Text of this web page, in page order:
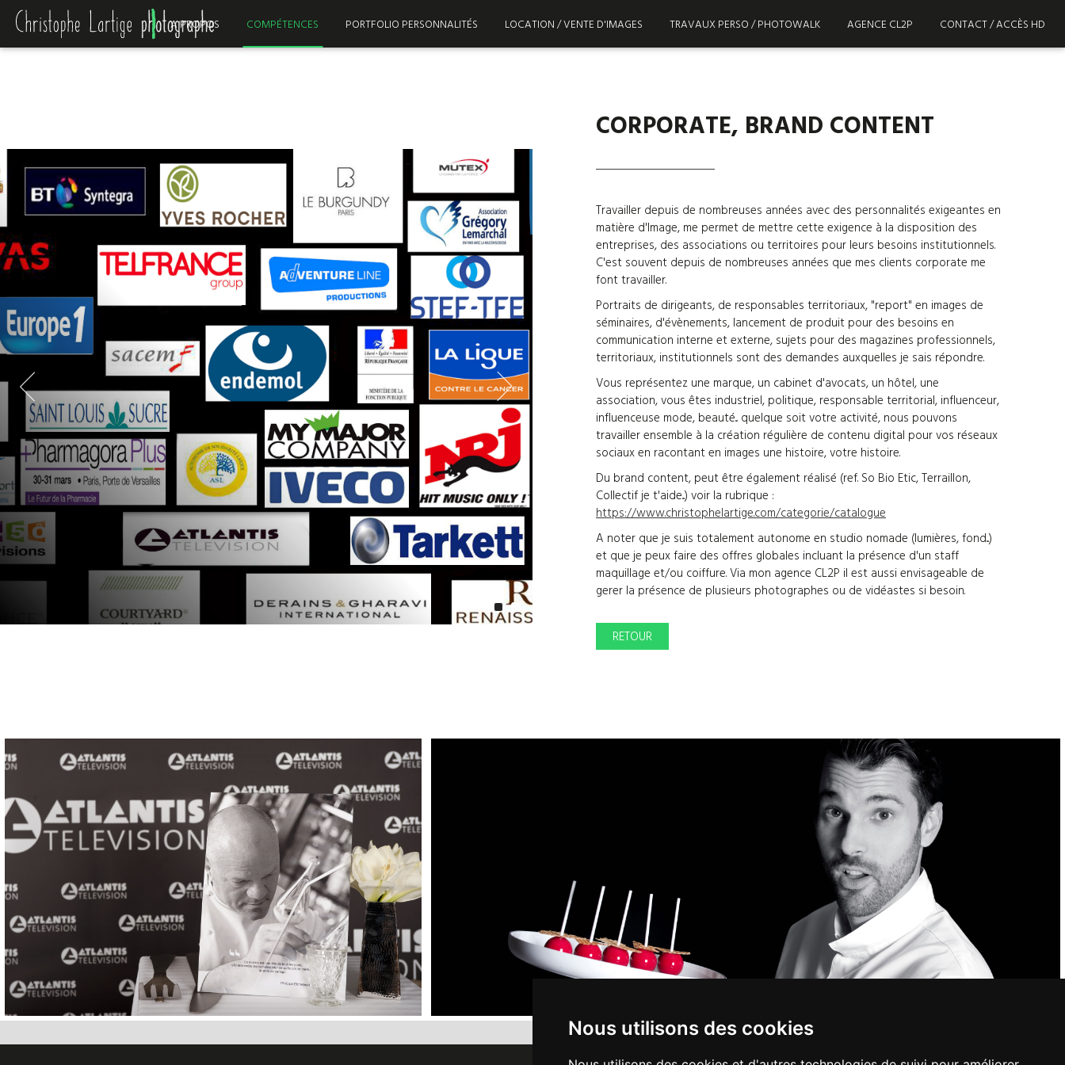
Nous utilisons des cookies
A PROPOS COMPÉTENCES PORTFOLIO PERSONNALITÉS LOCATION / VENTE D'IMAGES TRAVAUX PERSO / PHOTOWALK AGENCE CL2P CONTACT / ACCÈS HD
CORPORATE, BRAND CONTENT
Travailler depuis de nombreuses années avec des personnalités exigeantes en
matière d'Image, me permet de mettre cette exigence à la disposition des
entreprises, des associations ou territoires pour leurs besoins institutionnels.
C'est souvent depuis de nombreuses années que mes clients corporate me
font travailler.
Portraits de dirigeants, de responsables territoriaux, "report" en images de
séminaires, d'évènements, lancement de produit pour des besoins en
communication interne et externe, sujets pour des magazines professionnels,
territoriaux, institutionnels sont des demandes auxquelles je sais répondre.
Vous représentez une marque, un cabinet d'avocats, un hôtel, une
association, vous êtes industriel, politique, responsable territorial, influenceur,
influenceuse mode, beauté... quelque soit votre activité, nous pouvons
travailler ensemble à la création régulière de contenu digital pour vos réseaux
sociaux en racontant en images une histoire, votre histoire.
Du brand content, peut être également réalisé (ref. So Bio Etic, Terraillon,
Collectif je t'aide...) voir la rubrique :
https://www.christophelartige.com/categorie/catalogue
A noter que je suis totalement autonome en studio nomade (lumières, fond...)
et que je peux faire des offres globales incluant la présence d'un staff
maquillage et/ou coiffure. Via mon agence CL2P il est aussi envisageable de
gerer la présence de plusieurs photographes ou de vidéastes si besoin.
RETOUR